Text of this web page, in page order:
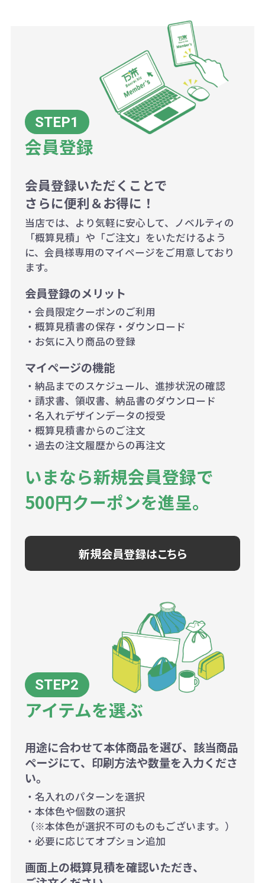
商品や印刷方法によって異なります
ので、予めご了承ください。
例：200個未満（1式：18,000円）
200個~499個の場合：42円（1個
当たり）
500個~999個の場合：35円（1個
1,000個以上：28円（1個当た
り）
会員登録
会員登録いただくことで
さらに便利＆お得に！
当店では、より気軽に安心して、ノベルティの
「概算見積」や「ご注文」をいただけるよう
に、会員様専用のマイページをご用意しており
ます。
会員登録のメリット
・会員限定クーポンのご利用
・概算見積書の保存・ダウンロード
・お気に入り商品の登録
マイページの機能
・納品までのスケジュール、進捗状況の確認
・請求書、領収書、納品書のダウンロード
・名入れデザインデータの授受
・概算見積書からのご注文
・過去の注文履歴からの再注文
いまなら新規会員登録で
500円クーポンを進呈。
新規会員登録はこちら
アイテムを選ぶ
用途に合わせて本体商品を選び、該当商品
ページにて、印刷方法や数量を入力くださ
い。
・名入れのパターンを選択
・本体色や個数の選択
（※本体色が選択不可のものもございます。）
・必要に応じてオプション追加
画面上の概算見積を確認いただき、